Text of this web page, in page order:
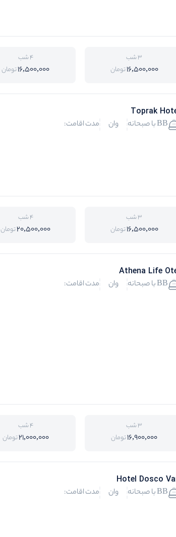
3 شب
16,500,000تومان
4 شب
16,500,000تومان
Toprak
BB با صبحانه وان مدت اقامت:
3 شب
16,500,000تومان
4 شب
20,500,000تومان
Athena Life
BB با صبحانه وان مدت اقامت:
3 شب
16,900,000تومان
4 شب
21,000,000تومان
Hotel Dosco
BB با صبحانه وان مدت اقامت: